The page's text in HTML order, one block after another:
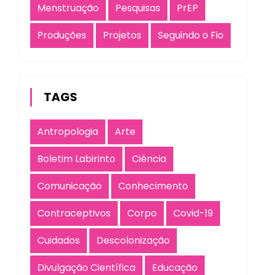
Menstruação
Pesquisas
PrEP
Produções
Projetos Seguindo o Fio
TAGS
Antropologia
Arte
Boletim Labirinto
Ciência
Comunicação
Conhecimento
Contraceptivos
Corpo
Covid-19
Cuidados
Descolonização
Divulgação Científica
Educação